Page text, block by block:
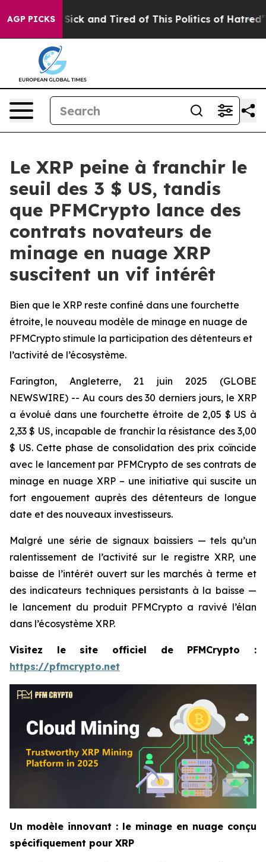
AGP PICKS
Are Sick and Tired of This Politics of Hatred” The
Le XRP peine à franchir le
seuil des 3 $ US, tandis
que PFMCrypto lance des
contrats novateurs de
minage en nuage XRP
suscitent un vif intérêt
Bien que le XRP reste confiné dans une fourchette
étroite, le nouveau modèle de minage en nuage de
PFMCrypto stimule la participation des détenteurs et
l’activité de l’écosystème.
Farington, Angleterre, 21 juin 2025 (GLOBE
NEWSWIRE) -- Au cours des 30 derniers jours, le XRP
a évolué dans une fourchette étroite de 2,05 $ US à
2,33 $ US, incapable de franchir la résistance des 3,00
$ US. Cette phase de consolidation des prix coïncide
avec le lancement par PFMCrypto de ses contrats de
minage en nuage XRP – une initiative qui suscite un
fort engouement auprès des détenteurs de longue
date et des nouveaux investisseurs.
Malgré une série de signaux baissiers — tels qu’un
ralentissement de l’activité sur le registre XRP, une
baisse de l’intérêt ouvert sur les marchés à terme et
des indicateurs techniques persistants à la baisse —
le lancement du produit PFMCrypto a ravivé l’élan
dans l’écosystème XRP.
Visitez le site officiel de PFMCrypto :
https://pfmcrypto.net
Un modèle innovant : le minage en nuage conçu
spécifiquement pour XRP